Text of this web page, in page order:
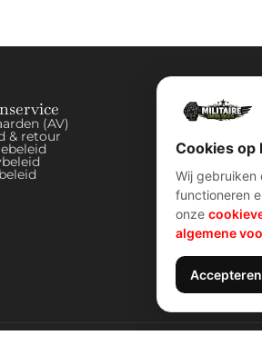
(AV)
& retour
Cookies op
Wij gebruiken
functioneren
onze
algemene
Accepteren